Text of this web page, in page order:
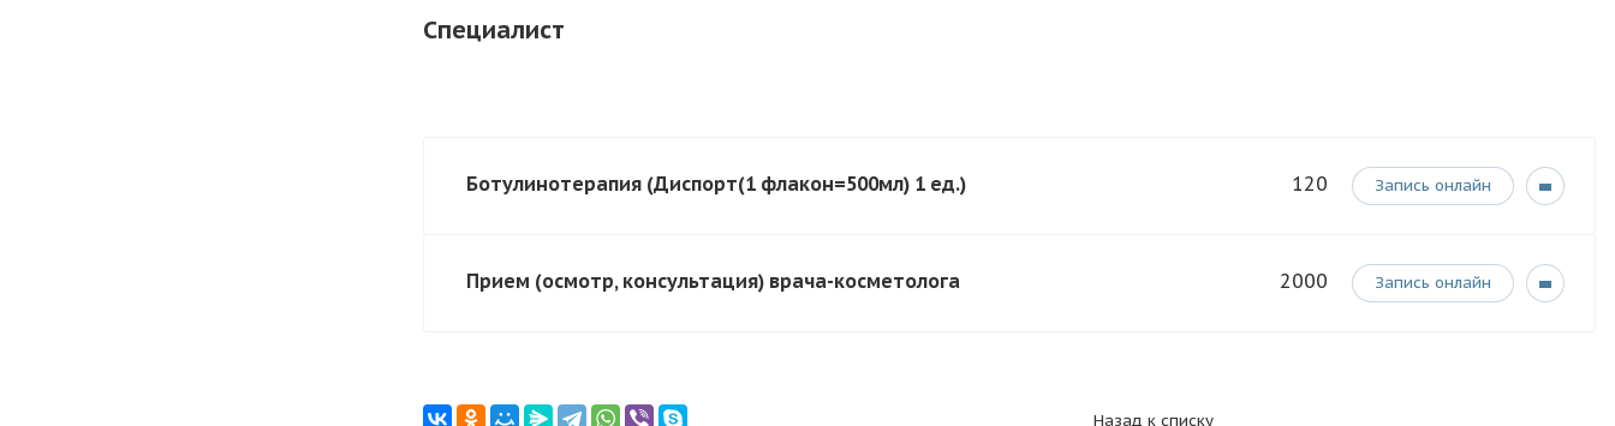
Специалист
Запись онлайн
120
Ботулинотерапия (Диспорт(1 флакон=500мл) 1 ед.)
Запись онлайн
2000
Прием (осмотр, консультация) врача-косметолога
Назад к списку